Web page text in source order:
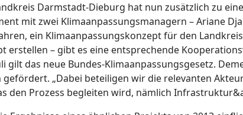
Darmstadt-Dieburg hat nun zusätzlich zu
mit zwei Klimaanpassungsmanagern – Ariane
ein Klimaanpassungskonzept für den
erstellen – gibt es eine entsprechende
gilt das neue Bundes-Klimaanpassungsgesetz.
„Dabei beteiligen wir die relevanten
den Prozess begleiten wird, nämlich